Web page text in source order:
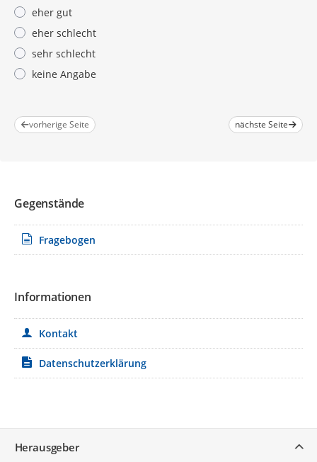
eher gut
eher schlecht
sehr schlecht
keine Angabe
vorherige Seite nächste Seite
Gegenstände
Fragebogen
Informationen
Kontakt
Datenschutzerklärung
Herausgeber